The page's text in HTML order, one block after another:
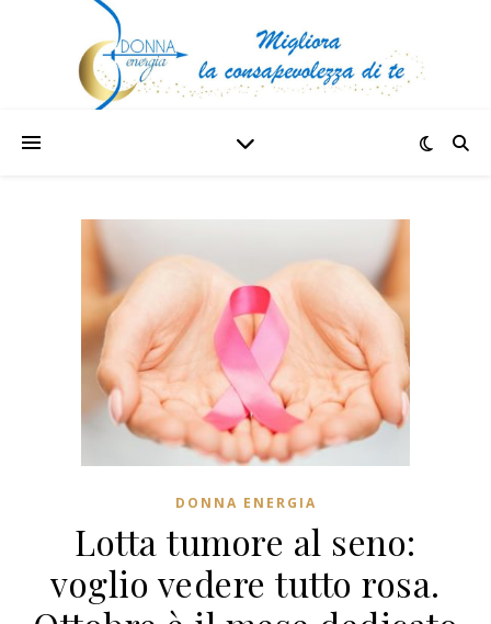
DONNA ENERGIA
Lotta tumore al seno:
voglio vedere tutto rosa.